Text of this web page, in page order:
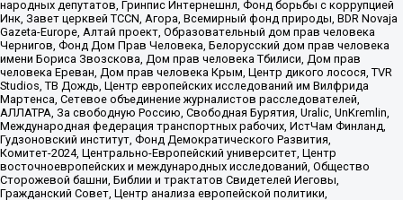
народных депутатов, Гринпис Интернешнл, Фонд борьбы с коррупцией
Инк, Завет церквей TCCN, Агора, Всемирный фонд природы, BDR Novaja
Gazeta-Europe, Алтай проект, Образовательный дом прав человека
Чернигов, Фонд Дом Прав Человека, Белорусский дом прав человека
имени Бориса Звозскова, Дом прав человека Тбилиси, Дом прав
человека Ереван, Дом прав человека Крым, Центр дикого лосося, TVR
Studios, ТВ Дождь, Центр европейских исследований им Вилфрида
Мартенса, Сетевое объединение журналистов расследователей,
АЛЛАТРА, За свободную Россию, Свободная Бурятия, Uralic, UnKremlin,
Международная федерация транспортных рабочих, ИстЧам Финланд,
Гудзоновский институт, Фонд Демократического Развития,
Комитет-2024, Центрально-Европейский университет, Центр
восточноевропейских и международных исследований, Общество
Сторожевой башни, Библии и трактатов Свидетелей Иеговы,
Гражданский Совет, Центр анализа европейской политики,